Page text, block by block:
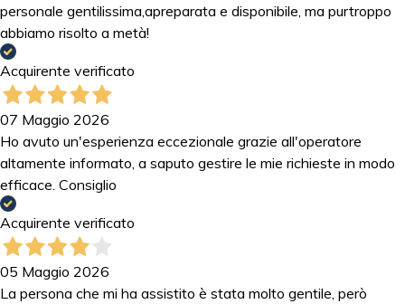
personale gentilissima,apreparata e disponibile, ma purtroppo
abbiamo risolto a metà!
Acquirente verificato
07 Maggio 2026
Ho avuto un'esperienza eccezionale grazie all'operatore
altamente informato, a saputo gestire le mie richieste in modo
efficace. Consiglio
Acquirente verificato
05 Maggio 2026
La persona che mi ha assistito è stata molto gentile, però